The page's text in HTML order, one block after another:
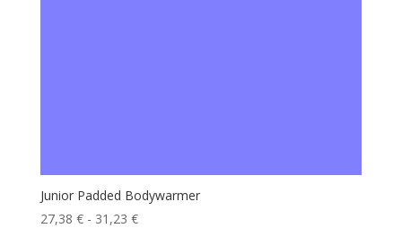
Junior Padded Bodywarmer
27,38 € - 31,23 €Fascia